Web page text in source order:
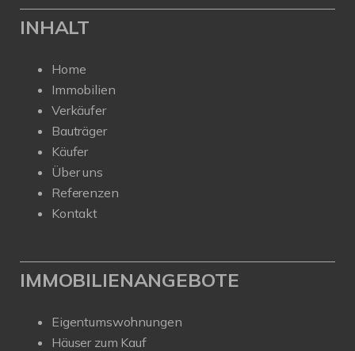
INHALT
Home
Immobilien
Verkäufer
Bauträger
Käufer
Über uns
Referenzen
Kontakt
IMMOBILIENANGEBOTE
Eigentumswohnungen
Häuser zum Kauf